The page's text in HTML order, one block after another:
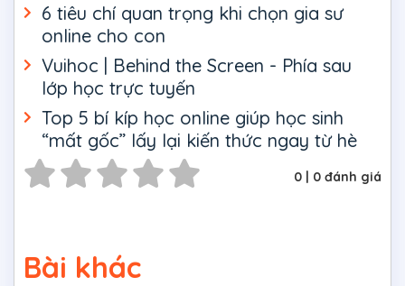
6 tiêu chí quan trọng khi chọn gia sư
online cho con
Vuihoc | Behind the Screen - Phía sau
lớp học trực tuyến
Top 5 bí kíp học online giúp học sinh
“mất gốc” lấy lại kiến thức ngay từ hè
0 | 0 đánh giá
Bài khác